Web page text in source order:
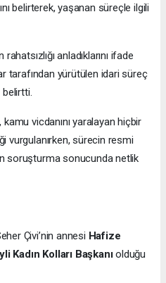
belirterek, yaşanan süreçle ilgili
anladıklarını ifade
tarafından yürütülen idari süreç
belirtti.
vicdanını yaralayan hiçbir
vurgulanırken, sürecin resmi
soruşturma sonucunda netlik
Çivi’nin annesi Hafize
Kadın Kolları Başkanıolduğu